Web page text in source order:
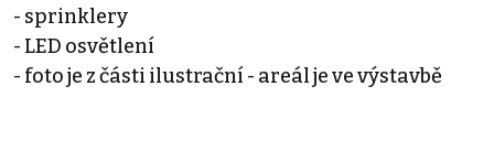
- sprinklery
- LED osvětlení
- foto je z části ilustrační - areál je ve výstavbě